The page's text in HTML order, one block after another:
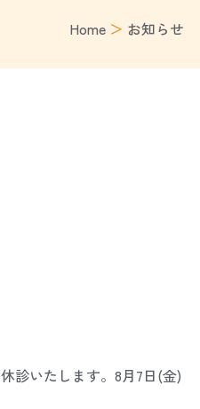
Home ＞ お知らせ
診いたします。8月7日(金)